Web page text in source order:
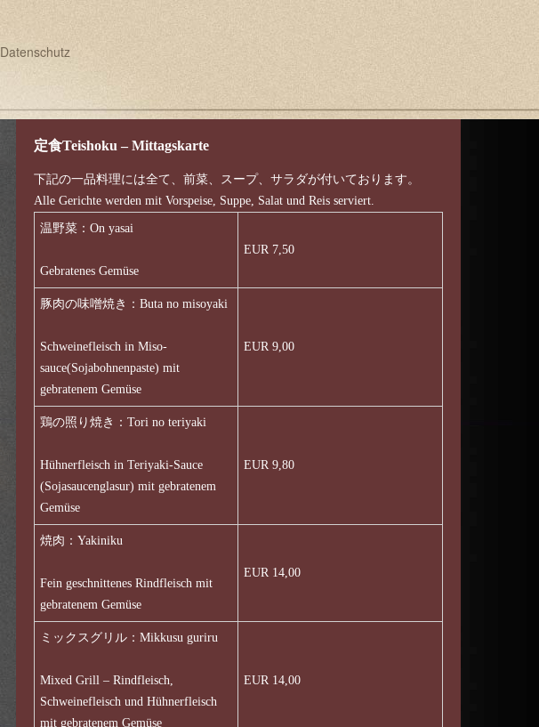
Datenschutz
定食Teishoku – Mittagskarte
下記の一品料理には全て、前菜、スープ、サラダが付いております。
Alle Gerichte werden mit Vorspeise, Suppe, Salat und Reis serviert.
温野菜：On yasai
Gebratenes Gemüse
EUR 7,50
豚肉の味噌焼き：Buta no misoyaki
Schweinefleisch in Miso-
sauce(Sojabohnenpaste) mit
gebratenem Gemüse
EUR 9,00
鶏の照り焼き：Tori no teriyaki
Hühnerfleisch in Teriyaki-Sauce
(Sojasaucenglasur) mit gebratenem
Gemüse
EUR 9,80
焼肉：Yakiniku
Fein geschnittenes Rindfleisch mit
gebratenem Gemüse
EUR 14,00
ミックスグリル：Mikkusu guriru
Mixed Grill – Rindfleisch,
Schweinefleisch und Hühnerfleisch
mit gebratenem Gemüse
EUR 14,00